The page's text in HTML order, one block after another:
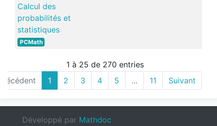
Calcul des
probabilités et
statistiques
PCMath
1 à 25 de 270 entries
1 2 3 4 5 … 11 Suivant
Développé par Mathdoc